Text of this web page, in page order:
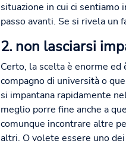
situazione in cui ci sentiamo
passo avanti. Se si rivela un
2. non lasciarsi
Certo, la scelta è enorme
compagno di università o
si impantana rapidamente
meglio porre fine anche a
comunque incontrare altre
altri. O volete essere uno